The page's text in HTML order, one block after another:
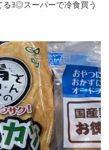
るﾖ◎スーパーで冷食買う